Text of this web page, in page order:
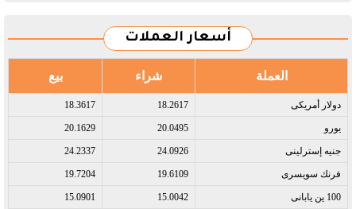
أسعار العملات
العملة شراء بيع
دولار أمريكى​ 18.2617
18.3617
يورو​ 20.0495
20.1629
جنيه إسترلينى​ 24.0926
24.2337
فرنك سويسرى​ 19.6109
19.7204
100 ين يابانى​ 15.0042
15.0901